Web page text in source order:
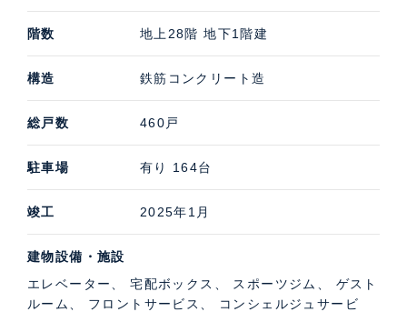
階数 地上28階 地下1階建
構造 鉄筋コンクリート造
総戸数 460戸
駐車場 有り 164台
竣工 2025年1月
建物設備・施設
エレベーター、 宅配ボックス、 スポーツジム、 ゲスト
ルーム、 フロントサービス、 コンシェルジュサービ